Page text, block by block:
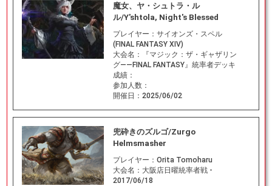
魔女、ヤ・シュトラ・ル
ル/Y'shtola, Night's Blessed
プレイヤー： サイオンズ・スペル
(FINAL FANTASY XIV)
大会名：
『マジック：ザ・ギャザリン
グ――FINAL FANTASY』統率者デッキ
成績：
参加人数：
開催日： 2025/06/02
兜砕きのズルゴ/Zurgo
Helmsmasher
プレイヤー： Orita Tomoharu
大会名： 大阪店日曜統率者戦 -
2017/06/18